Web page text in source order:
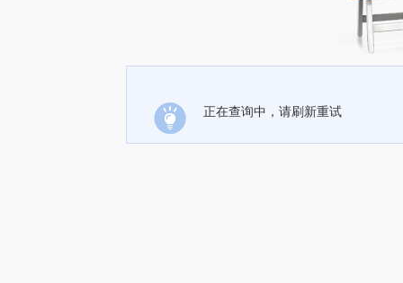
正在查询中，请刷新重试